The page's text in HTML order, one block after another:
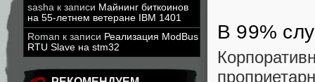
sasha к записи Майнинг биткоинов
на 55-летнем ветеране IBM 1401
Roman к записи Реализация ModBus
RTU Slave на stm32
В 99%